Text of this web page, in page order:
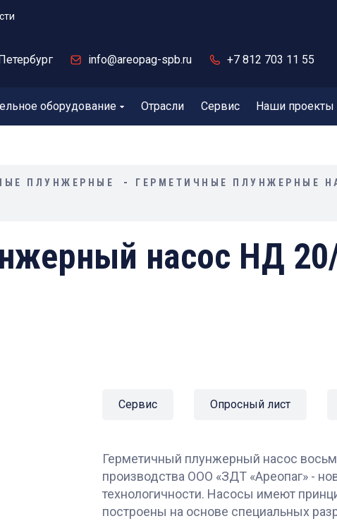
info@areopag-spb.ru +7 812 703 11 55
оборудование Отрасли Сервис Наши проекты
ПЛУНЖЕРНЫЕ ГЕРМЕТИЧНЫЕ ПЛУНЖЕРНЫЕ
насос НД
Сервис Опросный лист
Герметичный плунжерный насос
производства ООО «ЗДТ «Ареопаг» -
технологичности. Насосы имеют
построены на основе специальных